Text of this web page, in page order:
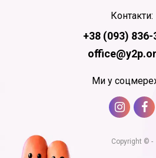
Контакти:
+38 (093)
Ми у
Copyright © -